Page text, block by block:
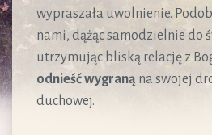
wypraszała uwolnienie.
nami, dążąc samodzielnie do
utrzymując bliską relację z
odnieść wygraną na swojej
duchowej.